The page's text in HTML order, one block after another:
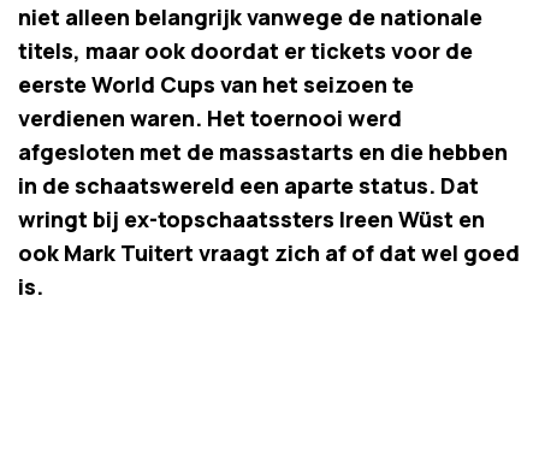
niet alleen belangrijk vanwege de nationale
titels, maar ook doordat er tickets voor de
eerste World Cups van het seizoen te
verdienen waren. Het toernooi werd
afgesloten met de massastarts en die hebben
in de schaatswereld een aparte status. Dat
wringt bij ex-topschaatssters Ireen Wüst en
ook Mark Tuitert vraagt zich af of dat wel goed
is.